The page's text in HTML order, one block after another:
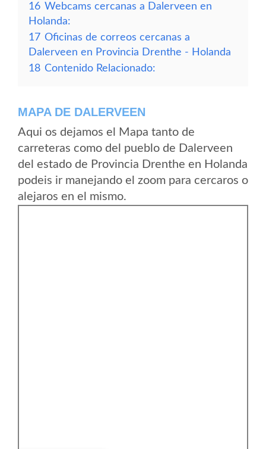
16 Webcams cercanas a Dalerveen en
Holanda:
17 Oficinas de correos cercanas a
Dalerveen en Provincia Drenthe - Holanda
18 Contenido Relacionado:
MAPA DE DALERVEEN
Aqui os dejamos el Mapa tanto de
carreteras como del pueblo de Dalerveen
del estado de Provincia Drenthe en Holanda
podeis ir manejando el zoom para cercaros o
alejaros en el mismo.